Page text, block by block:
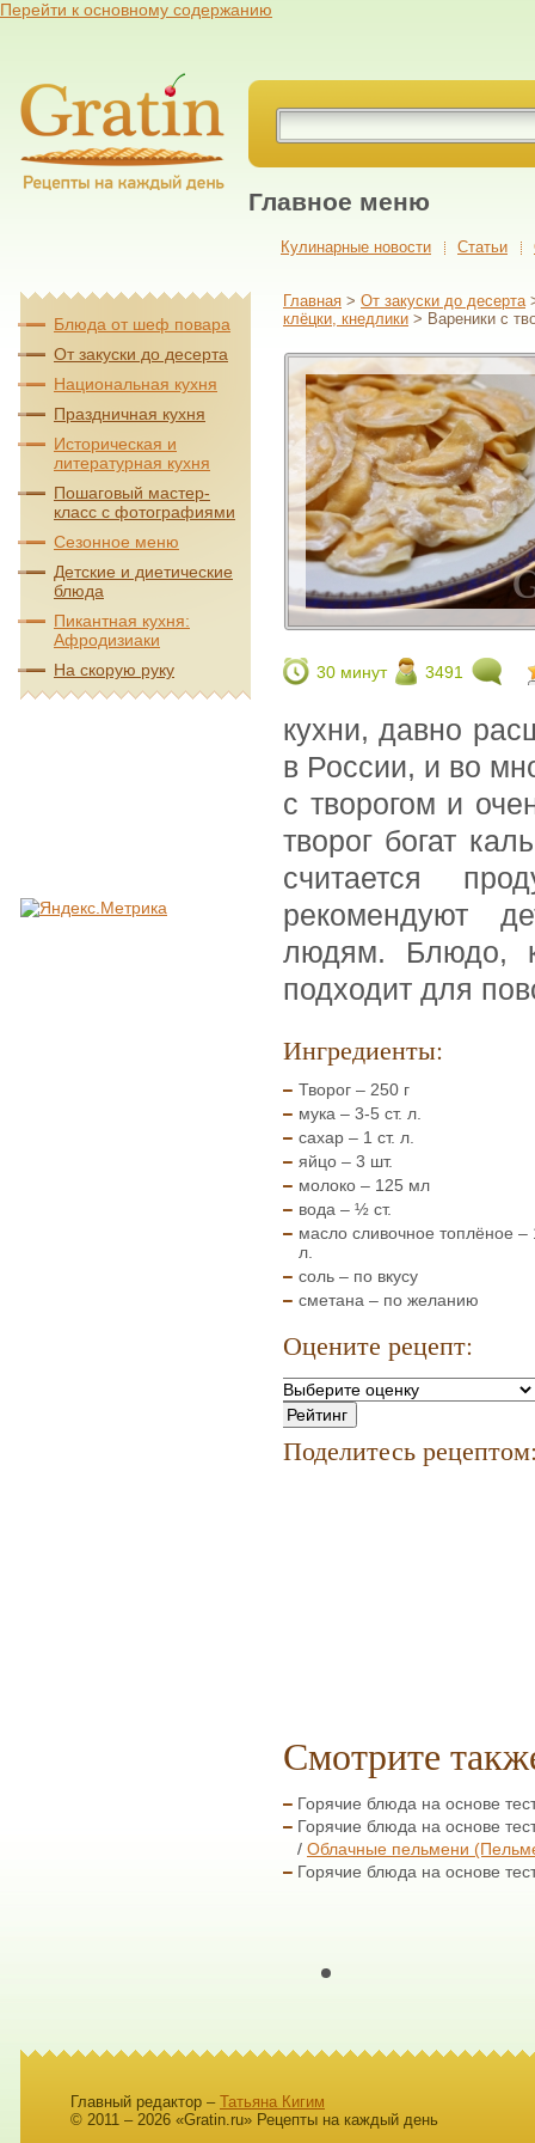
Перейти к основному содержанию
Главное меню
Кулинарные новости Cтатьи
Главная > От закуски до десерта
клёцки, кнедлики > Вареники с
30 минут 3491
кухни, давно
в России, и во
с творогом и
творог богат
считается
рекомендуют
людям. Блюдо,
подходит для
Ингредиенты:
Творог – 250 г
мука – 3-5 ст. л.
сахар – 1 ст. л.
яйцо – 3 шт.
молоко – 125 мл
вода – ½ ст.
масло сливочное топлёное –
л.
соль – по вкусу
сметана – по желанию
Оцените рецепт:
Поделитесь
Смотрите
Горячие блюда на основе
Горячие блюда на основе
Облачные пельмени
Горячие блюда на основе
Блюда от шеф повара
От закуски до десерта
Национальная кухня
Праздничная кухня
Историческая и
литературная кухня
Пошаговый мастер-
класс с фотографиями
Сезонное меню
Детские и диетические
блюда
Пикантная кухня:
Афродизиаки
На скорую руку
Главный редактор – Татьяна Кигим
© 2011 – 2026 «Gratin.ru» Рецепты на каждый день